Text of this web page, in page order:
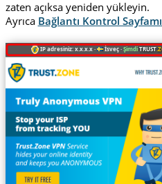
zaten açıksa yeniden yükleyin.
Ayrıca Bağlantı Kontrol
IP adresiniz: x.x.x.x · İsveç ·ŞimdiTRUST